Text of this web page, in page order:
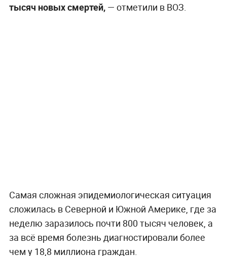
тысяч новых смертей,— отметили в ВОЗ.
Самая сложная эпидемиологическая ситуация
сложилась в Северной и Южной Америке, где за
неделю заразилось почти 800 тысяч человек, а
за всё время болезнь диагностировали более
чем у 18,8 миллиона граждан.